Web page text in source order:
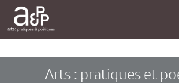
Panneau de gestion des cookies
Aller
contenu
Arts : pratiques et